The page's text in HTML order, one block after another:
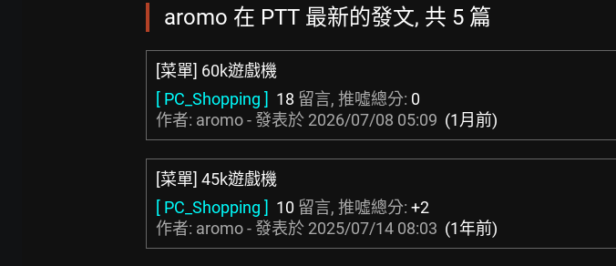
aromo 在 PTT 最新的發文, 共 5 篇
[菜單] 60k遊戲機
[ PC_Shopping ] 18 留言, 推噓總分: 0
作者: aromo - 發表於 2026/07/08 05:09 (1月前)
[菜單] 45k遊戲機
[ PC_Shopping ] 10 留言, 推噓總分: +2
作者: aromo - 發表於 2025/07/14 08:03 (1年前)